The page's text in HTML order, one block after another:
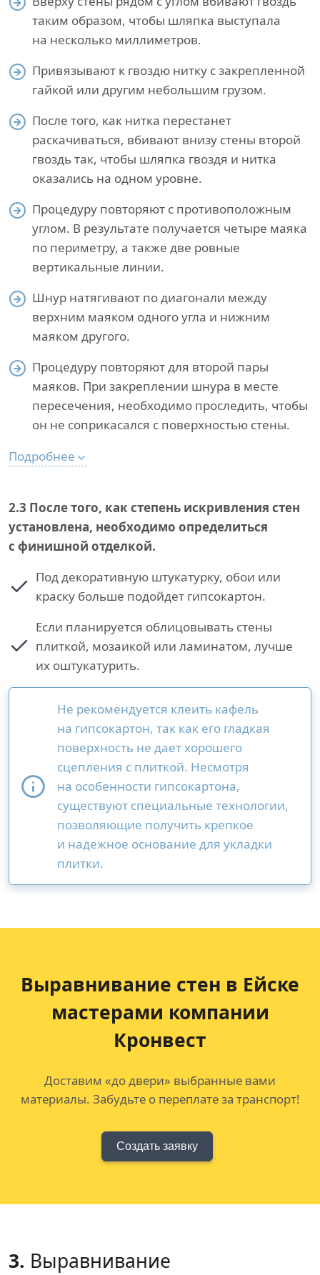
таким образом, чтобы шляпка выступала
на несколько миллиметров.
Привязывают к гвоздю нитку с закрепленной
гайкой или другим небольшим грузом.
После того, как нитка перестанет
раскачиваться, вбивают внизу стены второй
гвоздь так, чтобы шляпка гвоздя и нитка
оказались на одном уровне.
Процедуру повторяют с противоположным
углом. В результате получается четыре маяка
по периметру, а также две ровные
вертикальные линии.
Шнур натягивают по диагонали между
верхним маяком одного угла и нижним
маяком другого.
Процедуру повторяют для второй пары
маяков. При закреплении шнура в месте
пересечения, необходимо проследить, чтобы
он не соприкасался с поверхностью стены.
Подробнее
2.3 После того, как степень искривления стен
установлена, необходимо определиться
с финишной отделкой.
Под декоративную штукатурку, обои или
краску больше подойдет гипсокартон.
Если планируется облицовывать стены
плиткой, мозаикой или ламинатом, лучше
их оштукатурить.
Не рекомендуется клеить кафель
на гипсокартон, так как его гладкая
поверхность не дает хорошего
сцепления с плиткой. Несмотря
на особенности гипсокартона,
существуют специальные технологии,
позволяющие получить крепкое
и надежное основание для укладки
плитки.
Выравнивание стен в Ейске
мастерами компании
Кронвест
Доставим «до двери» выбранные вами
материалы. Забудьте о переплате за транспорт!
Создать заявку
3. Выравнивание